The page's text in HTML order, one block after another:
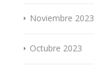
Noviembre 2023
Octubre 2023